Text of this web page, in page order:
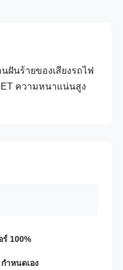
นร้ายของเสียงรถไฟ
ความหนาแน่นสูง
ร์ 100%
ำหนดเอง